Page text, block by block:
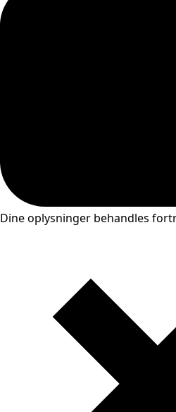
Dine oplysninger behandles